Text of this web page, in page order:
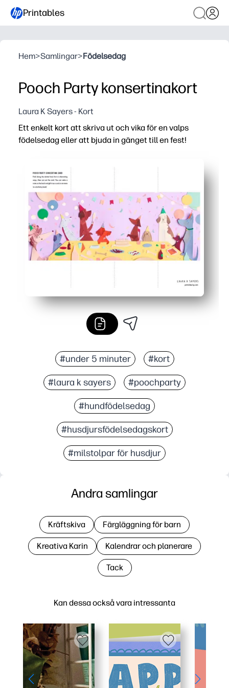
Printables
Hem>Samlingar>Födelsedag
Pooch Party konsertinakort
Laura K Sayers - Kort
Ett enkelt kort att skriva ut och vika för en valps
födelsedag eller att bjuda in gänget till en fest!
Välj hur du använder den - en födelsedagshälsning
Bedårande valpkonst får barnen glada att delta och får
Perfekt för både klassrum och familjer - gör multiplar
#under 5 minuter #kort
#laura k sayers #poochparty
#hundfödelsedag
#husdjursfödelsedagskort
#milstolpar för husdjur
Kan dessa också vara intressanta
Andra samlingar
Kräftskiva Färgläggning för barn
Kreativa Karin Kalendrar och planerare
Tack